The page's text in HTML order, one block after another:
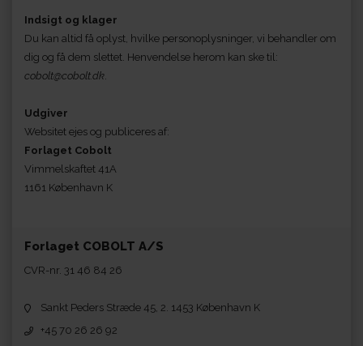
Indsigt og klager
Du kan altid få oplyst, hvilke personoplysninger, vi behandler om
dig og få dem slettet. Henvendelse herom kan ske til:
cobolt@cobolt.dk.
Udgiver
Websitet ejes og publiceres af:
Forlaget Cobolt
Vimmelskaftet 41A
1161 København K
Forlaget COBOLT A/S
CVR-nr. 31 46 84 26
Sankt Peders Stræde 45, 2. 1453 København K
+45 70 26 26 92